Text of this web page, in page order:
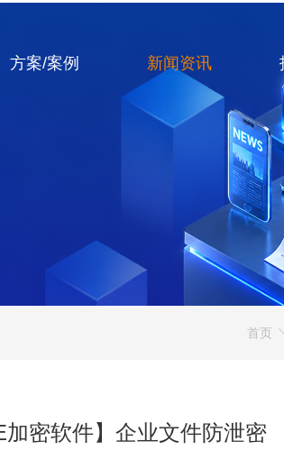
方案/案例 新闻资讯
首页
加密软件】企业文件防泄密